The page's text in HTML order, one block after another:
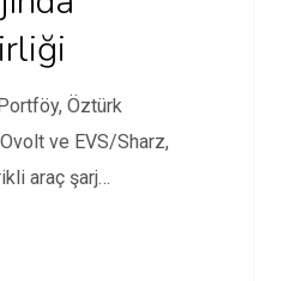
Öztürk
ve EVS/Sharz,
araç şarj